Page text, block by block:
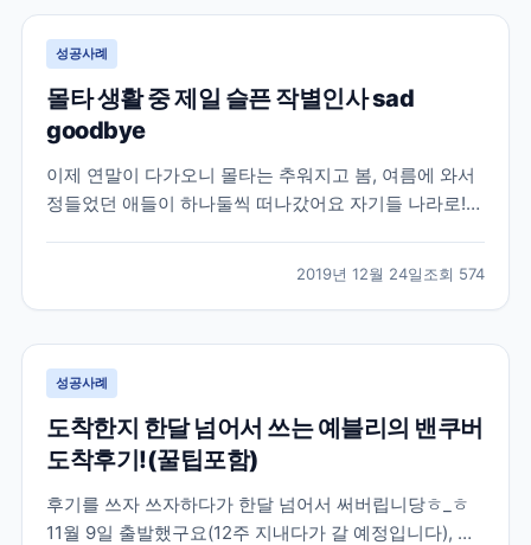
트,...
성공사례
몰타 생활 중 제일 슬픈 작별인사 sad
goodbye
이제 연말이 다가오니 몰타는 추워지고 봄, 여름에 와서
정들었던 애들이 하나둘씩 떠나갔어요 자기들 나라로!
만 막상 이별할 날이 다가오니 너무너무 슬프더라구요!
ㅠㅠ 남미랑 아시아는 너무 멀고 비행기도 직항도 없고
해서...
2019년 12월 24일조회 574
성공사례
도착한지 한달 넘어서 쓰는 예블리의 밴쿠버
도착후기!(꿀팁포함)
후기를 쓰자 쓰자하다가 한달 넘어서 써버립니당ㅎ_ㅎ
11월 9일 출발했구요(12주 지내다가 갈 예정입니다), 부